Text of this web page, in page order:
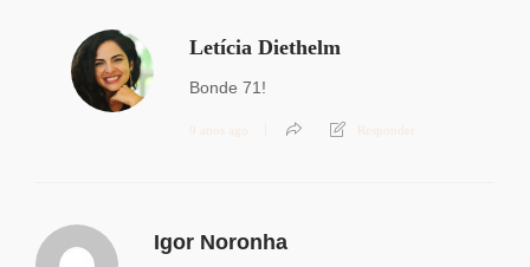
Letícia Diethelm
Bonde 71!
9 anos ago Responder
Igor Noronha